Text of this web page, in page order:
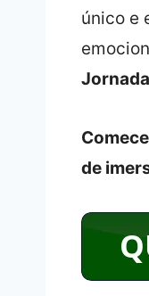
único e
de